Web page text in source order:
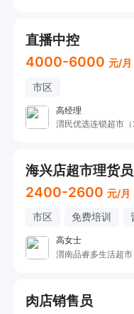
直播中控
4000-6000 元/月
市区
高经理
海兴店超市理货员
2400-2600 元/月
市区 免费培训
高女士
渭南品睿多生活超市
肉店销售员